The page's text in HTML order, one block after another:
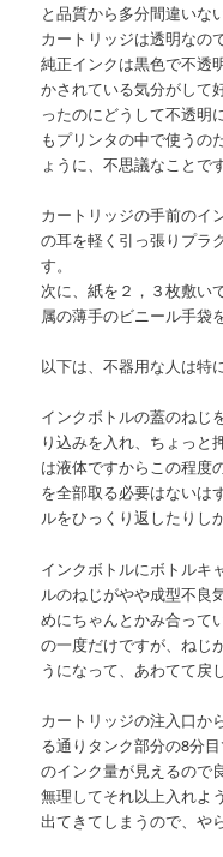
と品質から多分間違いな
カートリッジは透明なの
純正インクは黒色で不透
かされている気分がして
ったのにどうして不透明
もプリンタの中で使うの
ょうに、不思議なことです
カートリッジの手前のイ
の耳を軽く引っ張りプラ
す。
次に、紙を２，３枚敷い
属の薄手のビニール手袋
以下は、不器用な人は特
インクボトルの蓋のねじ
り込みを入れ、ちょっと
は液体ですからこの程度
を全部取る必要はないは
ルをひっくり返したりし
インクボトルにボトルキ
ルのねじがやや成型不良
めにちゃんとかみ合って
の一度だけですが、ねじ
うになって、あわてて戻
カートリッジの注入口か
る通りタンク部分の8分
のインク量が見えるので
無理してそれ以上入れよ
出てきてしまうので、や